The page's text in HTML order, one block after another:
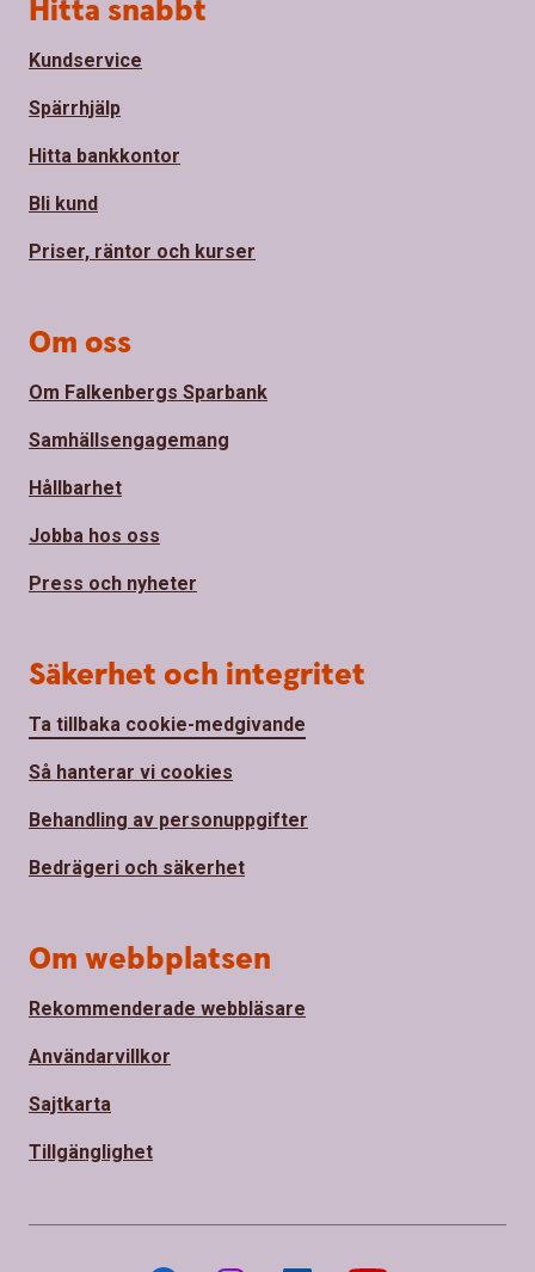
Hitta snabbt
Kundservice
Spärrhjälp
Hitta bankkontor
Bli kund
Priser, räntor och kurser
Om oss
Om Falkenbergs Sparbank
Samhällsengagemang
Hållbarhet
Jobba hos oss
Press och nyheter
Säkerhet och integritet
Ta tillbaka cookie-medgivande
Så hanterar vi cookies
Behandling av personuppgifter
Bedrägeri och säkerhet
Om webbplatsen
Rekommenderade webbläsare
Användarvillkor
Sajtkarta
Tillgänglighet